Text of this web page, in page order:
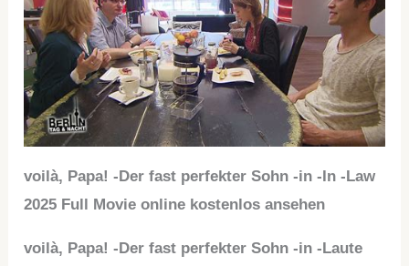
voilà, Papa! -Der fast perfekter Sohn -in -In -Law
2025 Full Movie online kostenlos ansehen
voilà, Papa! -Der fast perfekter Sohn -in -Laute